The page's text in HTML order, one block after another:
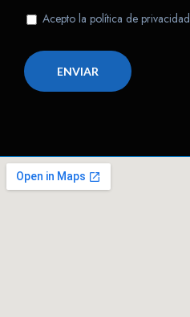
Acepto la política de privacidad